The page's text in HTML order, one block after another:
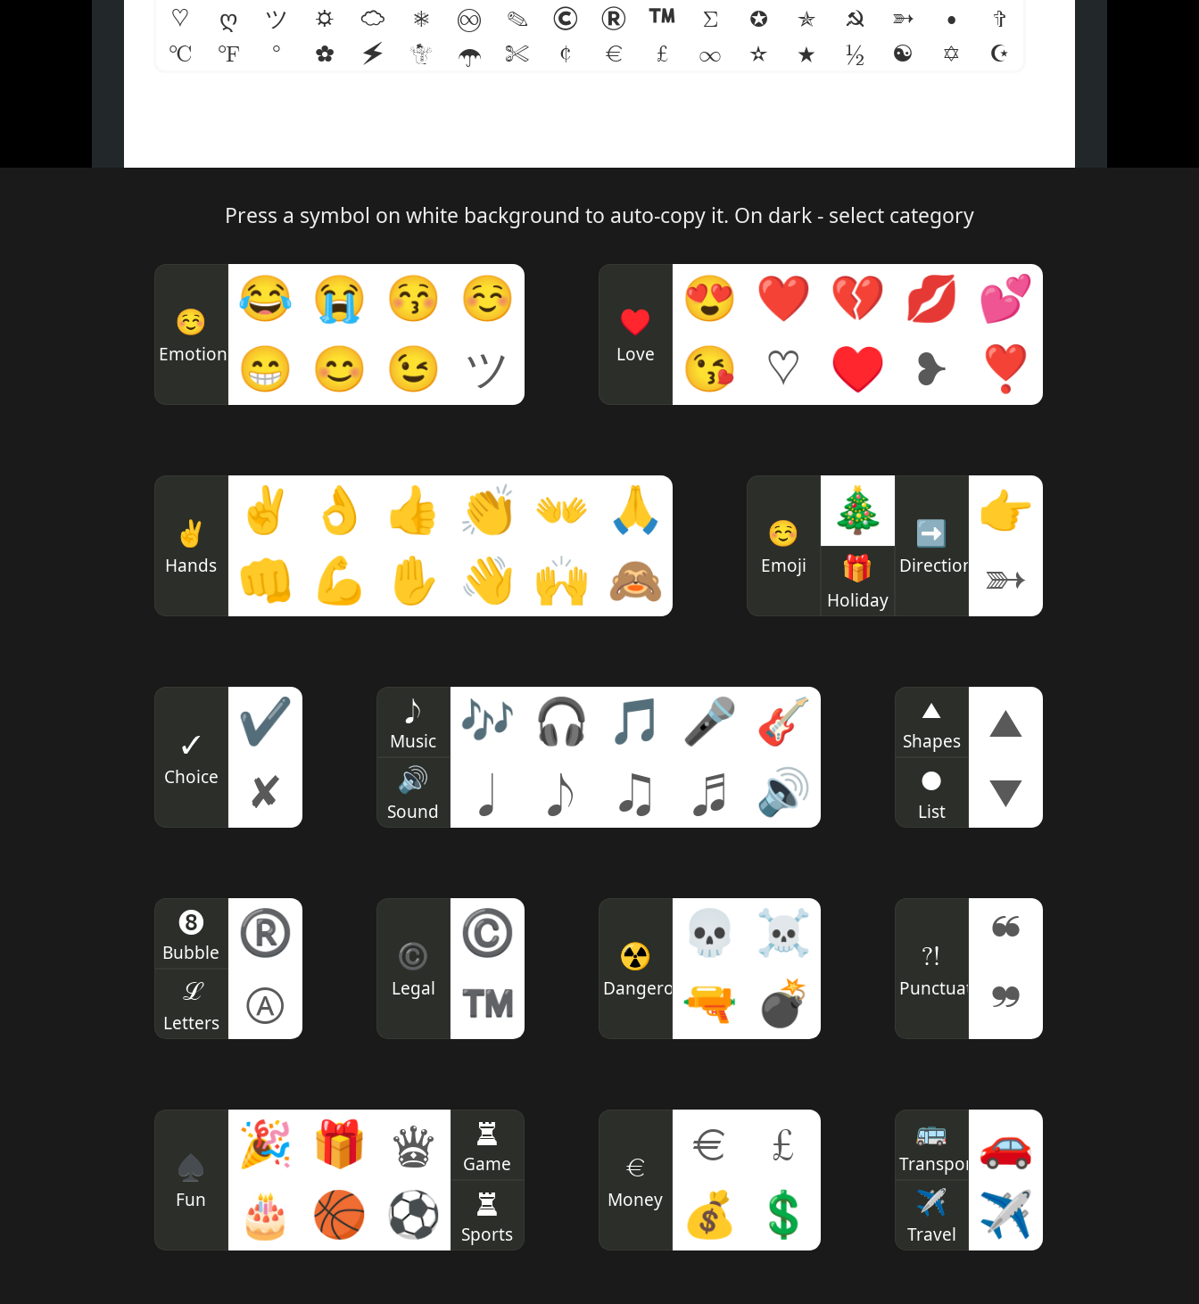
♡
ღ ツ ☼ ☁ ❅ ♾️ ✎ © ® ™ Σ ✪ ✯ ☭ ➳ •
✞
℃
℉ ° ✿ ⚡ ☃ ☂ ✄ ¢ € £ ∞ ✫ ★ ½ ☯ ✡ ☪
Press a symbol on white background to auto-copy it. On dark - select category
☺
Emoji
☺
Emotions
♥
Love
✌
Hands
➡
Direction
✓
Choice
€
Money
➑
Bubble ©
Legal
ℒ
Letters
⁈
Punctuation
●
List
▲
Shapes
♜
Sports
♠
Fun
♜
Game
🎁
Holiday
♪
Music
🔊
Sound
🚌
Transport
✈
Travel
☢
Dangerous
❣
🎄
🎸
♩
£
💲
🔊
€
🏀
🚗
⚽
❤
✌
♥
ツ ♡
✔
♛
♫
♪
🎤
☠
❥
➳
✘
▲
™
▼
✈
©
®
Ⓐ
😂 😍
👌
😘
😊
😭
💋
😁
👊
🎶
☺
😉
💕
👍
😚
👏
💔
🎉
🙈
💪
🎂
✋
💀
🎧
🎁
🙏
❝
🔫
🙌
❞
👉
👋
👐
♬
💰
💣
🎵